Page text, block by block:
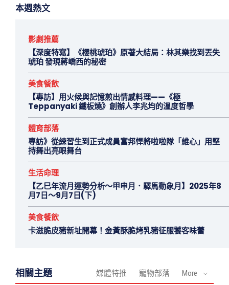
本週熱文
影劇推薦
【深度特寫】《櫻桃琥珀》原著大結局：林其樂找到丟失
琥珀 發現蔣嶠西的秘密
美食餐飲
【專訪】用火候與記憶煎出情感料理——《極
Teppanyaki 鐵板燒》創辦人李兆均的溫度哲學
體育部落
專訪》從練習生到正式成員富邦悍將啦啦隊「維心」用堅
持舞出亮眼舞台
生活命理
【乙巳年流月運勢分析～甲申月．驛馬動象月】2025年8
月7日～9月7日(下)
美食餐飲
卡滋脆皮豬新址開幕！金黃酥脆烤乳豬征服饕客味蕾
相關主題 媒體特推 寵物部落 More